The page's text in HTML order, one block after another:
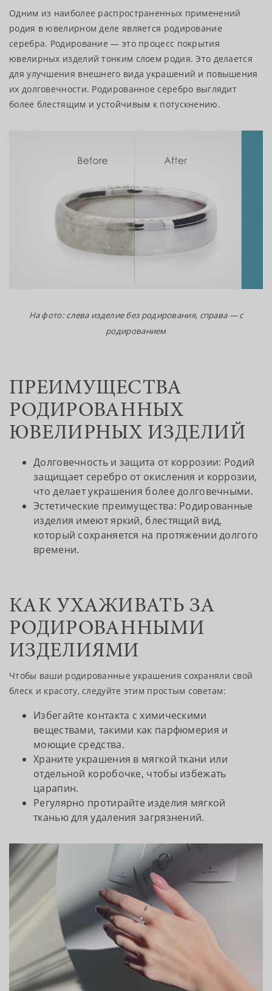
Одним из наиболее распространенных применений
родия в ювелирном деле является родирование
серебра. Родирование — это процесс покрытия
ювелирных изделий тонким слоем родия. Это делается
для улучшения внешнего вида украшений и повышения
их долговечности. Родированное серебро выглядит
более блестящим и устойчивым к потускнению.
На фото: слева изделие без родирования, справа — с
родированием
ПРЕИМУЩЕСТВА
РОДИРОВАННЫХ
ЮВЕЛИРНЫХ ИЗДЕЛИЙ
Долговечность и защита от коррозии: Родий
защищает серебро от окисления и коррозии,
что делает украшения более долговечными.
Эстетические преимущества: Родированные
изделия имеют яркий, блестящий вид,
который сохраняется на протяжении долгого
времени.
КАК УХАЖИВАТЬ ЗА
РОДИРОВАННЫМИ
ИЗДЕЛИЯМИ
Чтобы ваши родированные украшения сохраняли свой
блеск и красоту, следуйте этим простым советам:
Избегайте контакта с химическими
веществами, такими как парфюмерия и
моющие средства.
Храните украшения в мягкой ткани или
отдельной коробочке, чтобы избежать
царапин.
Регулярно протирайте изделия мягкой
тканью для удаления загрязнений.